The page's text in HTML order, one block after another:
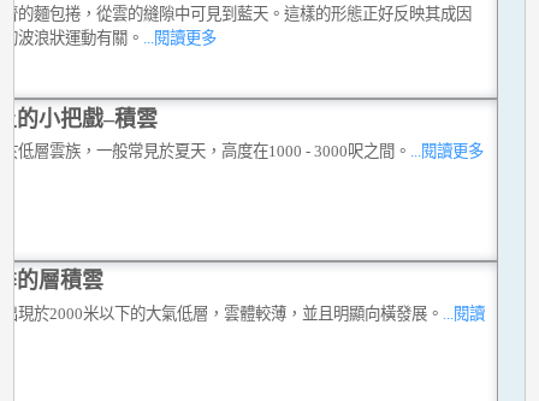
的麵包捲，從雲的縫隙中可見到藍天。這樣的形態正好反映其成因
波浪狀運動有關。
...閱讀更多
的小把戲–積雲
低層雲族，一般常見於夏天，高度在1000 - 3000呎之間。 ...閱讀更多
的層積雲
現於2000米以下的大氣低層，雲體較薄，並且明顯向橫發展。 ...閱讀